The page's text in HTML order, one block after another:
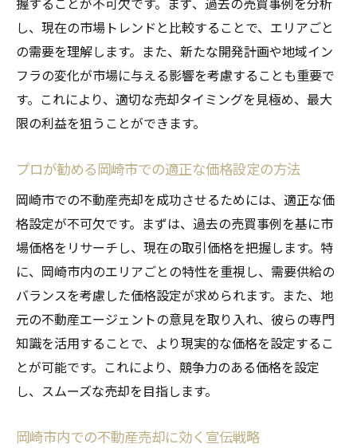
し、現在の市場トレンドと比較することで、エリアごと
の需要を理解します。また、新たな開発計画や地域イン
フラの変化が市場に与える影響を考慮することも重要で
す。これにより、適切な売却タイミングを見極め、最大
限の利益を狙うことができます。
プロが勧める岡崎市での適正な価格設定の方法
岡崎市での不動産売却を成功させるためには、適正な価
格設定が不可欠です。まずは、過去の売買事例を基に市
場価格をリサーチし、現在の取引価格を把握します。特
に、岡崎市内のエリアごとの特性を重視し、需要供給の
バランスを考慮した価格設定が求められます。また、地
元の不動産エージェントの意見を取り入れ、彼らの専門
知識を活用することで、より現実的な価格を設定するこ
とが可能です。これにより、競争力のある価格を設定
し、スムーズな売却を目指します。
岡崎市内での不動産売却に効く宣伝戦略